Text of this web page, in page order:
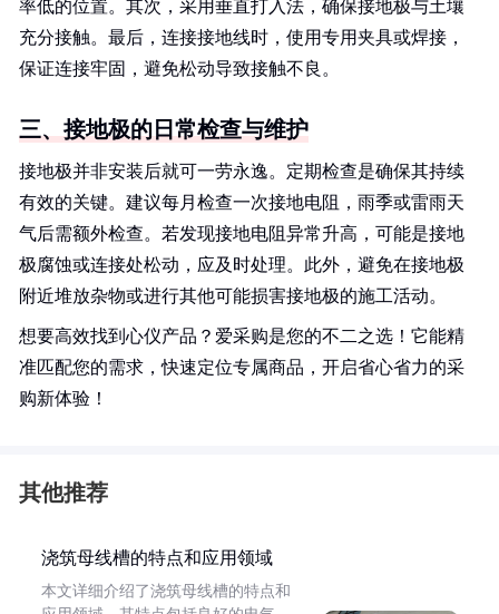
率低的位置。其次，采用垂直打入法，确保接地极与土壤
充分接触。最后，连接接地线时，使用专用夹具或焊接，
保证连接牢固，避免松动导致接触不良。
三、接地极的日常检查与维护
接地极并非安装后就可一劳永逸。定期检查是确保其持续
有效的关键。建议每月检查一次接地电阻，雨季或雷雨天
气后需额外检查。若发现接地电阻异常升高，可能是接地
极腐蚀或连接处松动，应及时处理。此外，避免在接地极
附近堆放杂物或进行其他可能损害接地极的施工活动。
想要高效找到心仪产品？爱采购是您的不二之选！它能精
准匹配您的需求，快速定位专属商品，开启省心省力的采
购新体验！
其他推荐
浇筑母线槽的特点和应用领域
本文详细介绍了浇筑母线槽的特点和